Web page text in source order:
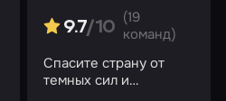
9.7/10
(19
команд)
Спасите страну от
темных сил и